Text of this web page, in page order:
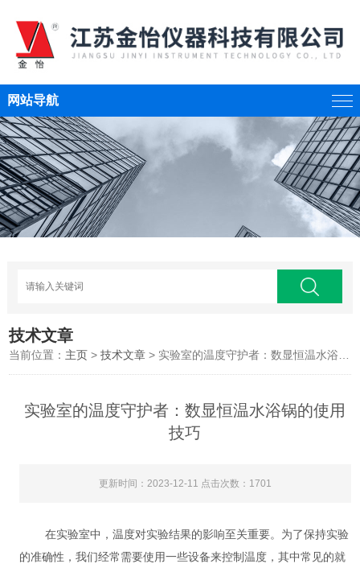
网站导航
技术文章
当前位置： 主页 >技术文章 > 实验室的温度守护者：数显恒温水浴锅的使用技巧
实验室的温度守护者：数显恒温水浴锅的使用
技巧
更新时间：2023-12-11 点击次数：1701
在实验室中，温度对实验结果的影响至关重要。为了保持实验
的准确性，我们经常需要使用一些设备来控制温度，其中常见的就